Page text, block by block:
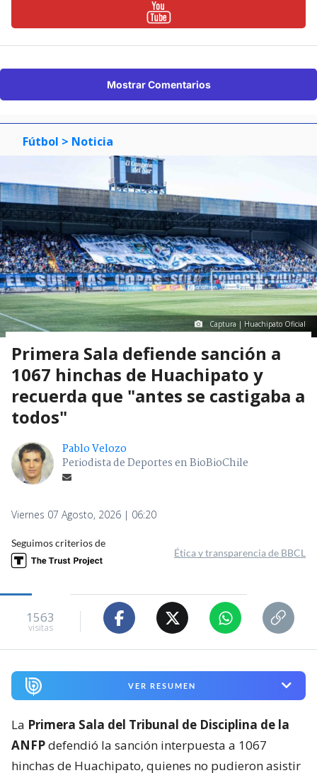
Mostrar Comentarios
Fútbol > Noticia
Captura | Huachipato Oficial
Primera Sala defiende sanción a
1067 hinchas de Huachipato y
recuerda que "antes se castigaba a
todos"
Pablo Velozo
Periodista de Deportes en BioBioChile
Viernes 07 Agosto, 2026 | 06:20
Seguimos criterios de
Ética y transparencia de BBCL
1563
visitas
VER RESUMEN
La Primera Sala del Tribunal de Disciplina de la
ANFPdefendió la sanción interpuesta a 1067
hinchas de Huachipato, quienes no pudieron asistir